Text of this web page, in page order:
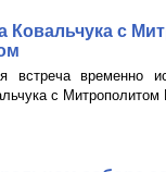
Ковальчука с
временно
с